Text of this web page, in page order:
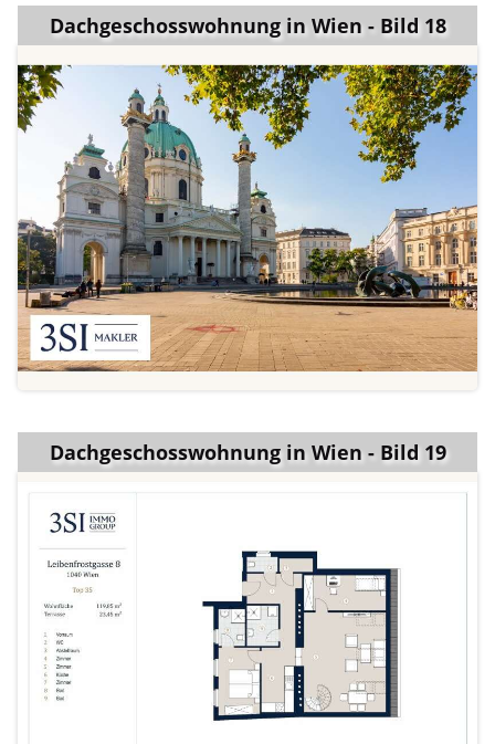
Dachgeschosswohnung in Wien - Bild 18
Dachgeschosswohnung in Wien - Bild 19